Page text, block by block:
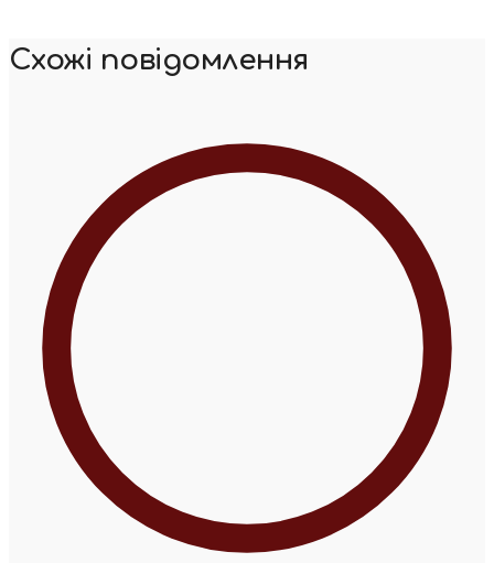
Схожі повідомлення